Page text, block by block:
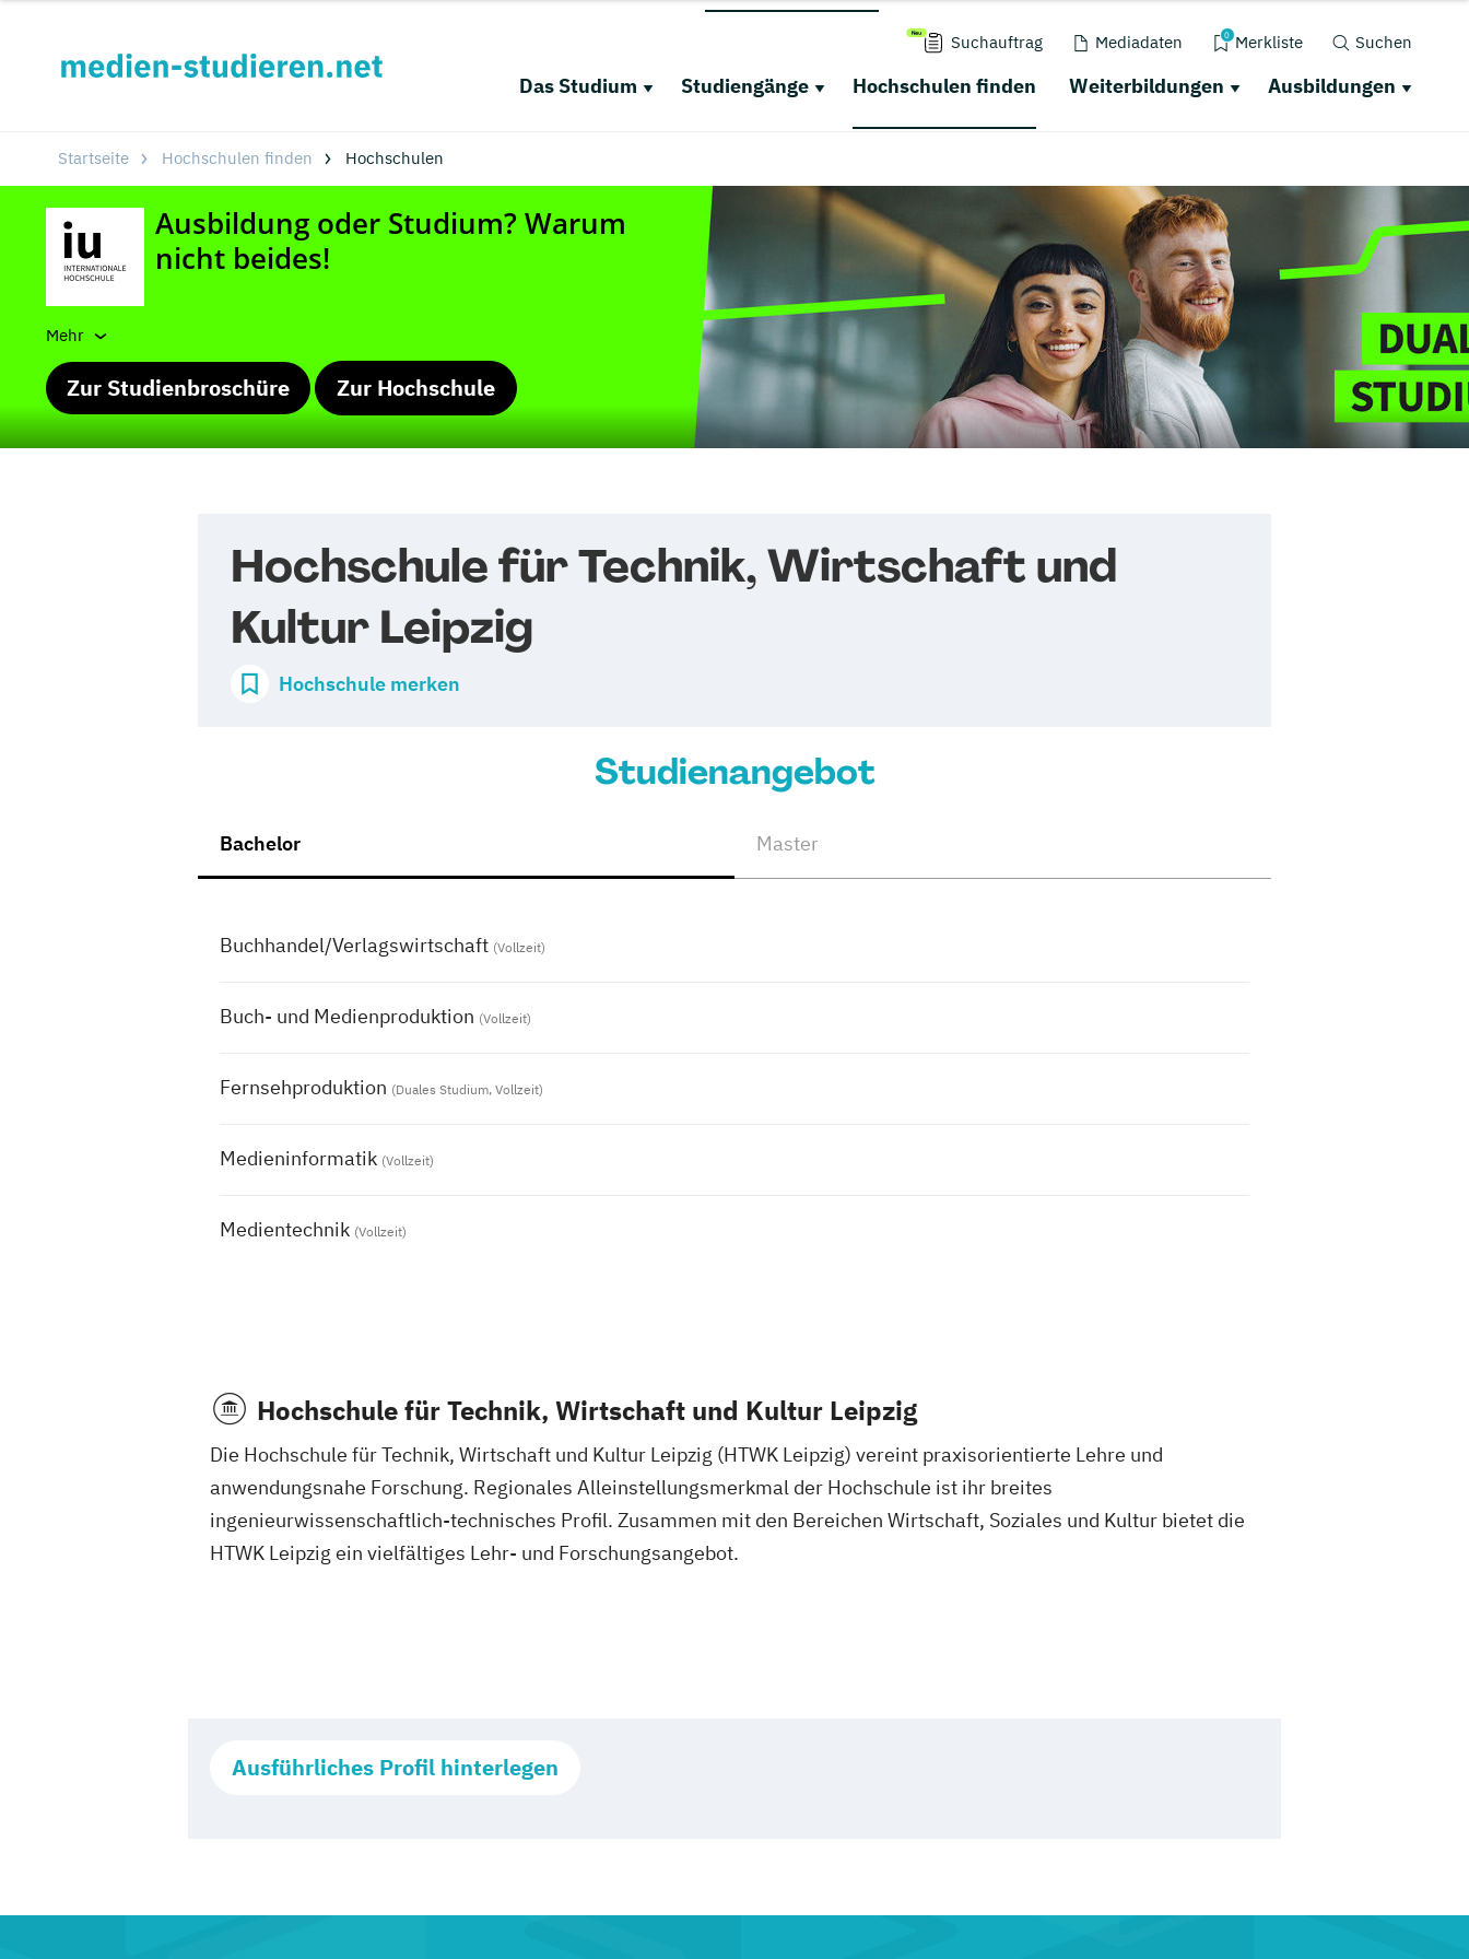
Suchauftrag Mediadaten 0 Merkliste Suchen
Das Studium Studiengänge Hochschulen finden Weiterbildungen Ausbildungen
Startseite Hochschulen finden Hochschulen
Mehr
Zur Studienbroschüre Zur Hochschule
Hochschule für Technik, Wirtschaft und
Kultur Leipzig
Hochschule merken
Studienangebot
Bachelor Master
Buchhandel/Verlagswirtschaft (Vollzeit)
Buch- und Medienproduktion (Vollzeit)
Fernsehproduktion (Duales Studium, Vollzeit)
Medieninformatik (Vollzeit)
Medientechnik (Vollzeit)
Hochschule für Technik, Wirtschaft und Kultur Leipzig
Die Hochschule für Technik, Wirtschaft und Kultur Leipzig (HTWK Leipzig) vereint praxisorientierte Lehre und
anwendungsnahe Forschung. Regionales Alleinstellungsmerkmal der Hochschule ist ihr breites
ingenieurwissenschaftlich-technisches Profil. Zusammen mit den Bereichen Wirtschaft, Soziales und Kultur bietet die
HTWK Leipzig ein vielfältiges Lehr- und Forschungsangebot.
Ausführliches Profil hinterlegen